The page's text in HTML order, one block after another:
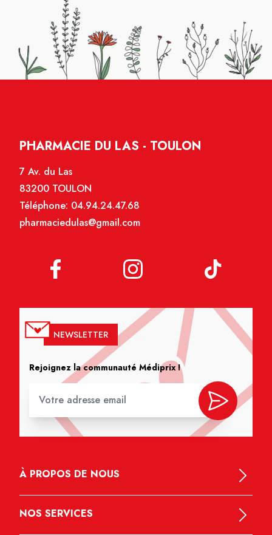
PHARMACIE DU LAS - TOULON
7 Av. du Las
83200 TOULON
Téléphone: 04.94.24.47.68
pharmaciedulas@gmail.com
NEWSLETTER
Rejoignez la communauté Médiprix !
À PROPOS DE NOUS
NOS SERVICES